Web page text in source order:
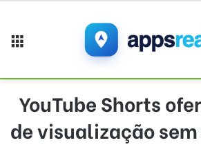
YouTube Shorts
de visualização